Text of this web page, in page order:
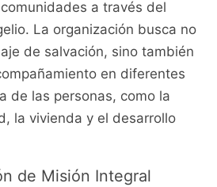
a través del
La organización busca no
de salvación, sino también
en diferentes
de las personas, como la
la vivienda y el desarrollo
de Misión Integral